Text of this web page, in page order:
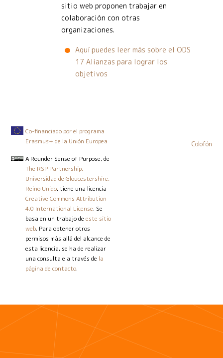
sitio web proponen trabajar en
colaboración con otras
organizaciones.
Aquí puedes leer más sobre el ODS
17 Alianzas para lograr los
objetivos
Co-financiado por el programa
Erasmus+ de la Unión Europea
A Rounder Sense of Purpose, de
The RSP Partnership,
Universidad de Gloucestershire,
Reino Unido, tiene una licencia
Creative Commons Attribution
4.0 International License. Se
basa en un trabajo deeste sitio
web. Para obtener otros
permisos más allá del alcance de
esta licencia, se ha de realizar
una consulta e a través de la
página de contacto.
Colofón